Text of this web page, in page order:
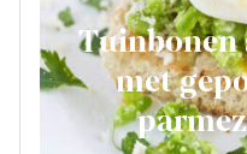
Tuinbonen
met